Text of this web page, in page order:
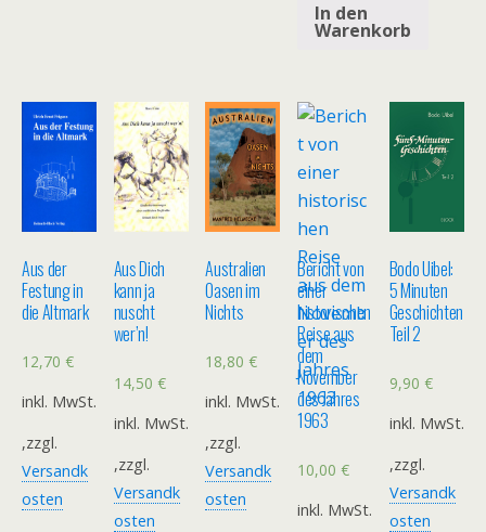
In den
Warenkorb
Aus der
Festung in
die Altmark
12,70 €
inkl. MwSt.
,zzgl.
Versandk
osten
Aus Dich
kann ja
nuscht
wer’n!
14,50 €
inkl. MwSt.
,zzgl.
Versandk
osten
Australien
Oasen im
Nichts
18,80€
inkl. MwSt.
,zzgl.
Versandk
osten
Bericht von
einer
historischen
Reise aus
dem
November
des Jahres
1963
10,00 €
inkl. MwSt.
Bodo Uibel:
5 Minuten
Geschichten
Teil 2
9,90 €
inkl. MwSt.
,zzgl.
Versandk
osten